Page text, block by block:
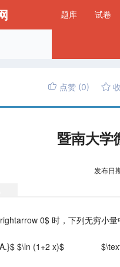
题库 试卷
点赞 (0)
暨南大学
发布日
0$ 时，下列无穷小
$\ln (1+2 x)$